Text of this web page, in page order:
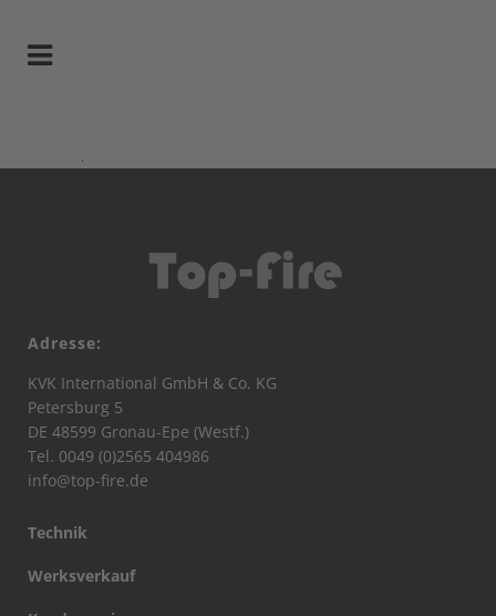
Adresse:
KVK International GmbH & Co. KG
Petersburg 5
DE 48599 Gronau-Epe (Westf.)
Tel. 0049 (0)2565 404986
info@top-fire.de
Technik
Werksverkauf